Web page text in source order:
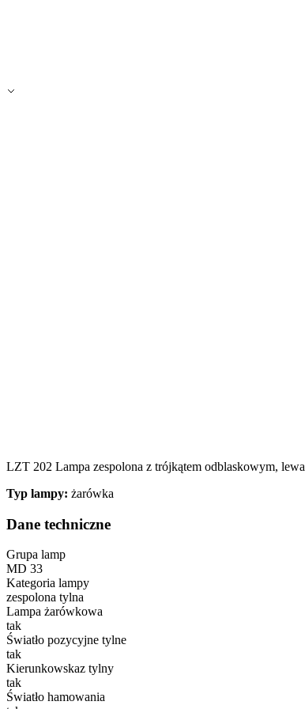
LZT 202 Lampa zespolona z trójkątem odblaskowym, lewa
Typ lampy: żarówka
Dane techniczne
Grupa lamp
MD 33
Kategoria lampy
zespolona tylna
Lampa żarówkowa
tak
Światło pozycyjne tylne
tak
Kierunkowskaz tylny
tak
Światło hamowania